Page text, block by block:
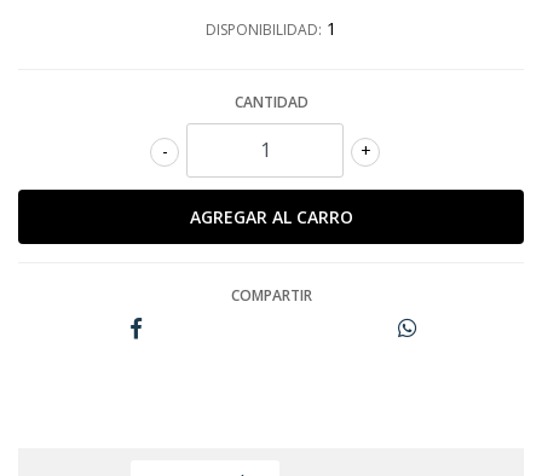
DISPONIBILIDAD: 1
CANTIDAD
+
-
COMPARTIR